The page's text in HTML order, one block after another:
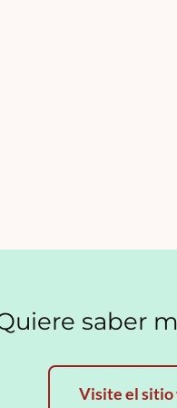
saber
Visite el sitio